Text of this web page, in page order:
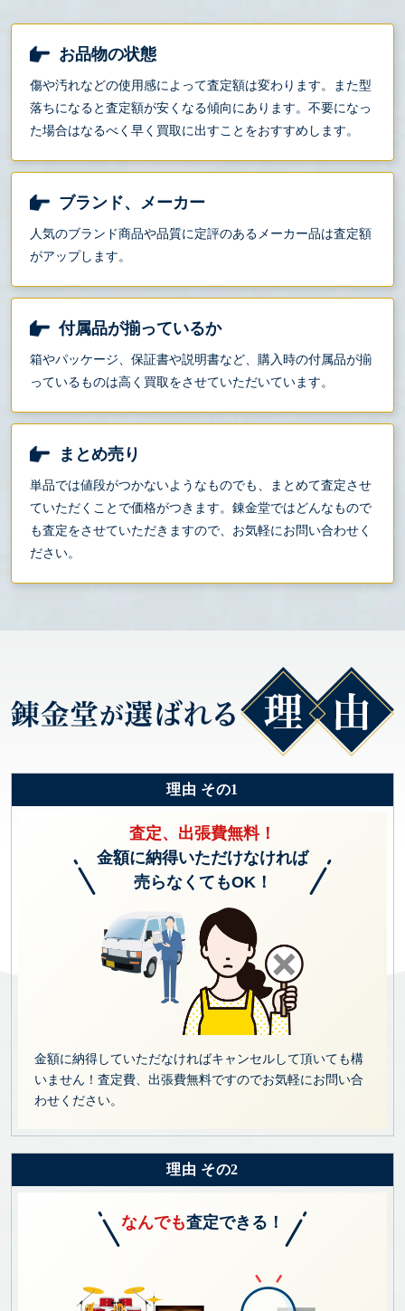
お品物の状態
傷や汚れなどの使用感によって査定額は変わります。また型
落ちになると査定額が安くなる傾向にあります。不要になっ
た場合はなるべく早く買取に出すことをおすすめします。
ブランド、メーカー
人気のブランド商品や品質に定評のあるメーカー品は査定額
がアップします。
付属品が揃っているか
箱やパッケージ、保証書や説明書など、購入時の付属品が揃
っているものは高く買取をさせていただいています。
まとめ売り
単品では値段がつかないようなものでも、まとめて査定させ
ていただくことで価格がつきます。錬金堂ではどんなもので
も査定をさせていただきますので、お気軽にお問い合わせく
ださい。
理由 その1
査定、出張費無料！
金額に納得いただけなければ
売らなくてもOK！
金額に納得していただなければキャンセルして頂いても構
いません！査定費、出張費無料ですのでお気軽にお問い合
わせください。
理由 その2
なんでも査定できる！